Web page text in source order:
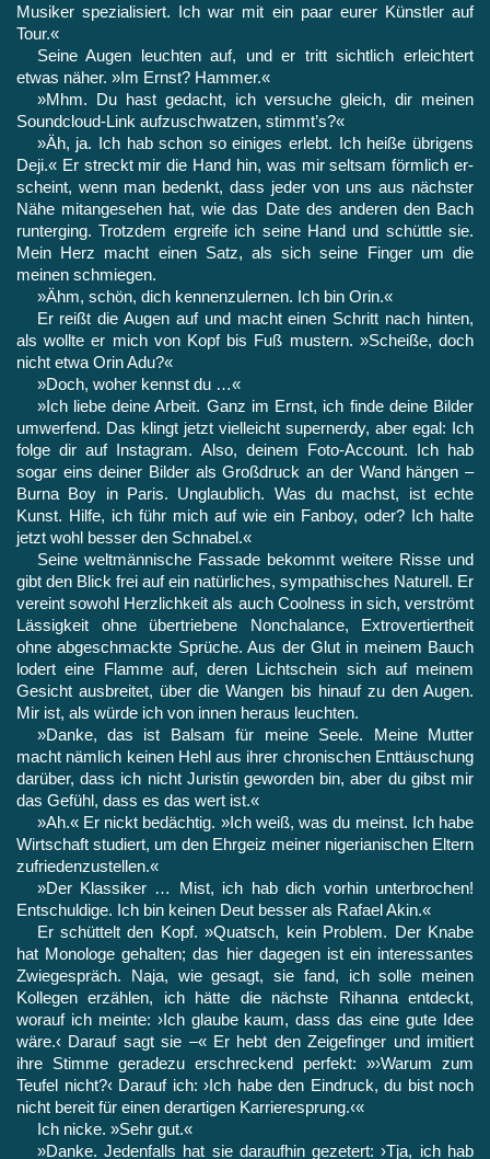
Musiker spezialisiert. Ich war mit ein paar eurer Künstler auf
Tour.«
Seine Augen leuchten auf, und er tritt sichtlich erleichtert
etwas näher. »Im Ernst? Hammer.«
»Mhm. Du hast gedacht, ich versuche gleich, dir meinen
Soundcloud-Link aufzuschwatzen, stimmt’s?«
»Äh, ja. Ich hab schon so einiges erlebt. Ich heiße übrigens
Deji.« Er streckt mir die Hand hin, was mir seltsam förmlich er­
scheint, wenn man bedenkt, dass jeder von uns aus nächster
Nähe mitangesehen hat, wie das Date des anderen den Bach
run­terging. Trotzdem ergreife ich seine Hand und schüttle sie.
Mein Herz macht einen Satz, als sich seine Finger um die
meinen schmiegen.
»Ähm, schön, dich kennenzulernen. Ich bin Orin.«
Er reißt die Augen auf und macht einen Schritt nach hinten,
als wollte er mich von Kopf bis Fuß mustern. »Scheiße, doch
nicht etwa Orin Adu?«
»Doch, woher kennst du …«
»Ich liebe deine Arbeit. Ganz im Ernst, ich finde deine Bilder
umwerfend. Das klingt jetzt vielleicht supernerdy, aber egal: Ich
folge dir auf Instagram. Also, deinem Foto-Account. Ich hab
sogar eins deiner Bilder als Großdruck an der Wand hängen –
Burna Boy in Paris. Unglaublich. Was du machst, ist echte
Kunst. Hilfe, ich führ mich auf wie ein Fanboy, oder? Ich halte
jetzt wohl besser den Schnabel.«
Seine weltmännische Fassade bekommt weitere Risse und
gibt den Blick frei auf ein natürliches, sympathisches Naturell. Er
ver­eint sowohl Herzlichkeit als auch Coolness in sich, verströmt
Läs­sigkeit ohne übertriebene Nonchalance, Extrovertiertheit
ohne abgeschmackte Sprüche. Aus der Glut in meinem Bauch
lodert eine Flamme auf, deren Lichtschein sich auf meinem
Gesicht aus­breitet, über die Wangen bis hinauf zu den Augen.
Mir ist, als würde ich von innen heraus leuchten.
»Danke, das ist Balsam für meine Seele. Meine Mutter
macht nämlich keinen Hehl aus ihrer chronischen Enttäuschung
darü­ber, dass ich nicht Juristin geworden bin, aber du gibst mir
das Gefühl, dass es das wert ist.«
»Ah.« Er nickt bedächtig. »Ich weiß, was du meinst. Ich habe
Wirtschaft studiert, um den Ehrgeiz meiner nigerianischen Eltern
zufriedenzustellen.«
»Der Klassiker … Mist, ich hab dich vorhin unterbrochen!
Entschuldige. Ich bin keinen Deut besser als Rafael Akin.«
Er schüttelt den Kopf. »Quatsch, kein Problem. Der Knabe
hat Monologe gehalten; das hier dagegen ist ein interessantes
Zwiegespräch. Naja, wie gesagt, sie fand, ich solle meinen
Kolle­gen erzählen, ich hätte die nächste Rihanna entdeckt,
worauf ich meinte: ›Ich glaube kaum, dass das eine gute Idee
wäre.‹ Darauf sagt sie –« Er hebt den Zeigefinger und imitiert
ihre Stimme ge­radezu erschreckend perfekt: »›Warum zum
Teufel nicht?‹ Darauf ich: ›Ich habe den Eindruck, du bist noch
nicht bereit für einen derartigen Karrieresprung.‹«
Ich nicke. »Sehr gut.«
»Danke. Jedenfalls hat sie daraufhin gezetert: ›Tja, ich hab